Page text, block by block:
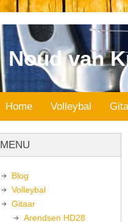
Noud van
Home Volleybal
MENU
Blog
Volleybal
Gitaar
Arendsen HD28